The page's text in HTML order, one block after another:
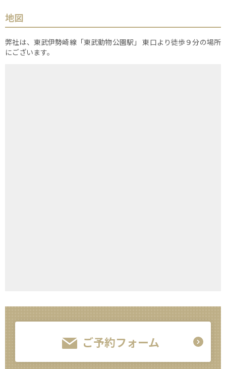
地図
弊社は、東武伊勢崎線「東武動物公園駅」 東口より徒歩９分の場所
にございます。
ご予約フォーム